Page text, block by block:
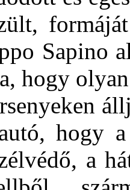
Sapino
hogy
hogy
a